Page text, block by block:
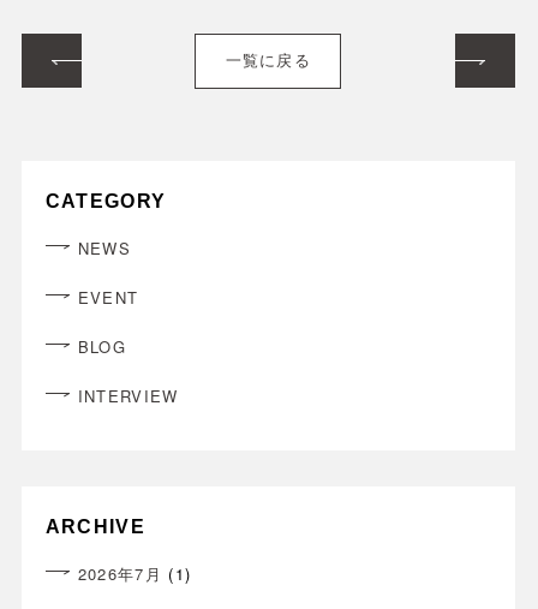
CATEGORY
NEWS
EVENT
BLOG
INTERVIEW
ARCHIVE
2026年7月 (1)
一覧に戻る